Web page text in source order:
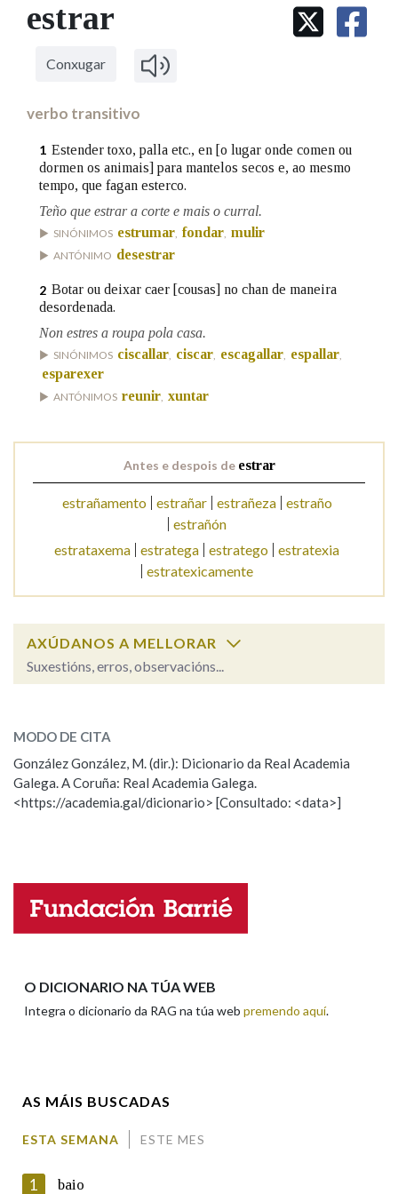
IDENTIDADE CORPORATIVA
MARCIAL DEL ADALID
FIGURAS HOMENAXEADAS
Facebook
TwitterYoutubeInstagram
BUSCAR NOS LEMAS
Comeza por
Contén
Nas definicións
Nos exemplos
Na fraseoloxía
OUTRAS OPCIÓNS DE BUSCA
estrar
Conxugar
verbo transitivo
1 Estender toxo, palla etc., en [o lugar onde comen ou
dormen os animais] para mantelos secos e, ao mesmo
tempo, que fagan esterco.
Teño que estrar a corte e mais o curral.
SINÓNIMOS estrumar fondar mulir
ANTÓNIMO desestrar
2 Botar ou deixar caer [cousas] no chan de maneira
desordenada.
Non estres a roupa pola casa.
SINÓNIMOS ciscallar ciscar escagallar espallar
esparexer
ANTÓNIMOS reunir xuntar
Antes e despois de estrar
estrañamento estrañar estrañeza
estraño
estrañón
estrataxema estratega estratego estratexia
estratexicamente
AXÚDANOS A MELLORAR
Suxestións, erros, observacións...
ESCOLLE UNHA OPCIÓN:
Observación Hai un erro na palabra
Propoño mellorar a definición
Nome
MODO DE CITA
González González, M. (dir.): Dicionario da Real Academia
Galega. A Coruña: Real Academia Galega.
<https://academia.gal/dicionario> [Consultado: <data>]
O DICIONARIO NA TÚA WEB
Integra o dicionario da RAG na túa web premendo aquí.
AS MÁIS BUSCADAS
ESTA SEMANA ESTE MES
1 baio